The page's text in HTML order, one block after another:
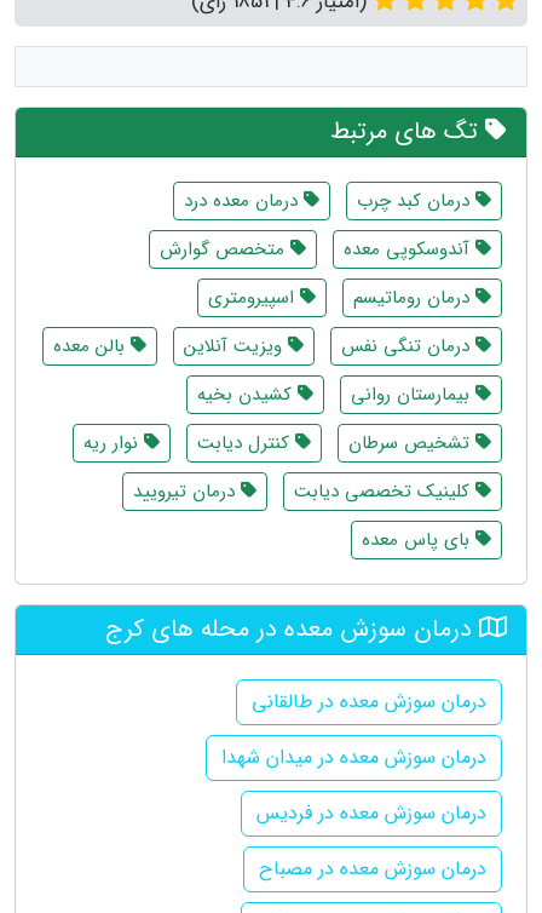
تگ های مرتبط
درمان کبد چرب
درمان معده درد
آندوسکوپی معده
متخصص گوارش
درمان روماتیسم
اسپیرومتری
درمان تنگی نفس
ویزیت آنلاین
بالن معده
بیمارستان روانی
کشیدن بخیه
تشخیص سرطان
کنترل دیابت
نوار ریه
کلینیک تخصصی دیابت
درمان تیرویید
بای پاس معده
درمان سوزش معده در محله های کرج
درمان سوزش معده در طالقانی
درمان سوزش معده در میدان شهدا
درمان سوزش معده در فردیس
درمان سوزش معده در مصباح